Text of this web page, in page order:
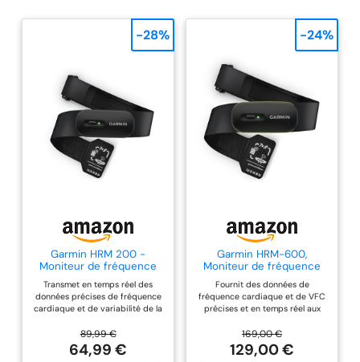
Garmin HRM 200 -
Moniteur de fréquence
Cardiaque – Taille M–XL
Transmet en temps réel des
données précises de fréquence
cardiaque et de variabilité de la
montres connectées et
compteurs de vélo Garmin, aux
équipements tiers et aux
89,99 €
64,99 €
-28%
Garmin HRM-600,
Moniteur de fréquence
Cardiaque Haut de
Gamme, VFC,
dynamiques de Course,
Pas, Calories, Vitesse,
et synchronisation des
données sans Montre,
Fournit des données de
fréquence cardiaque et de VFC
précises et en temps réel aux
compteurs de vélo Garmin
compatibles, ainsi qu'à d'autres
équipements de fitness et
169,00 €
129,00 €
-24%